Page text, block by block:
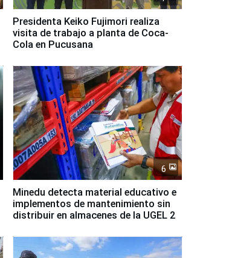
Presidenta Keiko Fujimori realiza
visita de trabajo a planta de Coca-
Cola en Pucusana
6
Minedu detecta material educativo e
implementos de mantenimiento sin
distribuir en almacenes de la UGEL 2